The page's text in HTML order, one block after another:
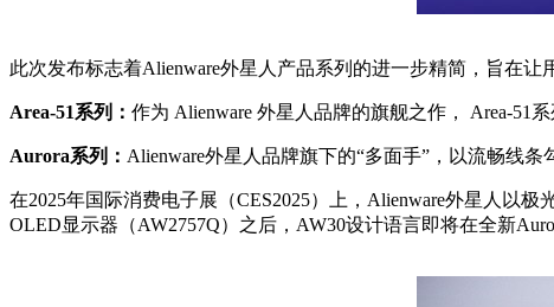
此次发布标志着Alienware外星人产品系列的进一步精简，旨在
Area-51系列： 作为 Alienware 外星人品牌的旗舰之作， Area-51
Aurora系列： Alienware外星人品牌旗下的“多面手”，以流畅线
在2025年国际消费电子展（CES2025）上，Alienware外星人以
OLED显示器（AW2757Q）之后，AW30设计语言即将在全新